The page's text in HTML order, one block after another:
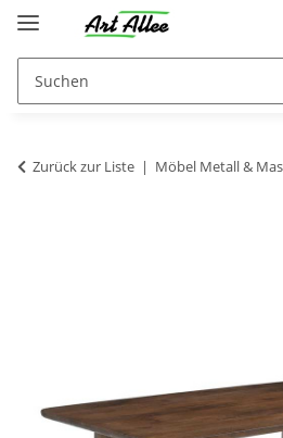
Zurück zur Liste Möbel Metall &